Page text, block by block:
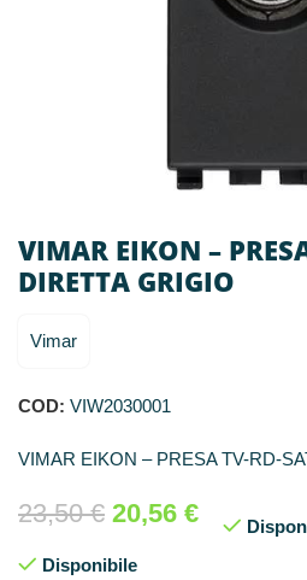
VIMAR EIKON –
DIRETTA GRIGIO
Vimar
COD: VIW2030001
VIMAR EIKON – PRESA TV-RD-
23,50€ 20,56 €
Disponibile